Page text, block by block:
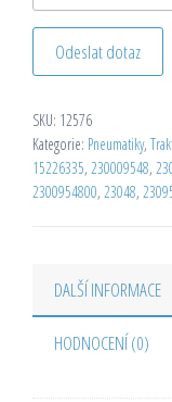
Odeslat dotaz
SKU: 12576
Kategorie: Pneumatiky,
15226335, 230009548,
2300954800, 23048,
DALŠÍ INFORMACE
HODNOCENÍ (0)